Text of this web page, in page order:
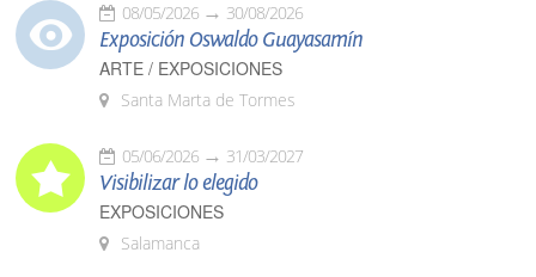
08/05/2026 30/08/2026
Exposición Oswaldo Guayasamín
ARTE / EXPOSICIONES
Santa Marta de Tormes
05/06/2026 31/03/2027
Visibilizar lo elegido
EXPOSICIONES
Salamanca